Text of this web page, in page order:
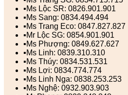
▪️Ms Lộc SR: 0826.901.901
▪️Ms Sang: 0834.494.494
▪️Ms Trang Eco: 0847.827.827
▪️Mr Lộc SG: 0854.901.901
▪️Ms Phượng: 0849.627.627
▪️Ms Linh: 0839.310.310
▪️Ms Thúy: 0834.531.531
▪️Ms Lợi: 0834.774.774
▪️Ms Linh Nga: 0838.253.253
▪️Ms Nghệ: 0932.903.903